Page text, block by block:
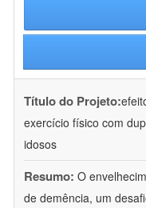
Título do Projeto:
exercício físico com
idosos
Resumo: O
de demência, um